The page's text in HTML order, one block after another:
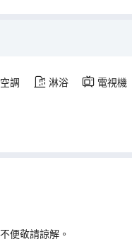
空調 淋浴 電視機
便敬請諒解。